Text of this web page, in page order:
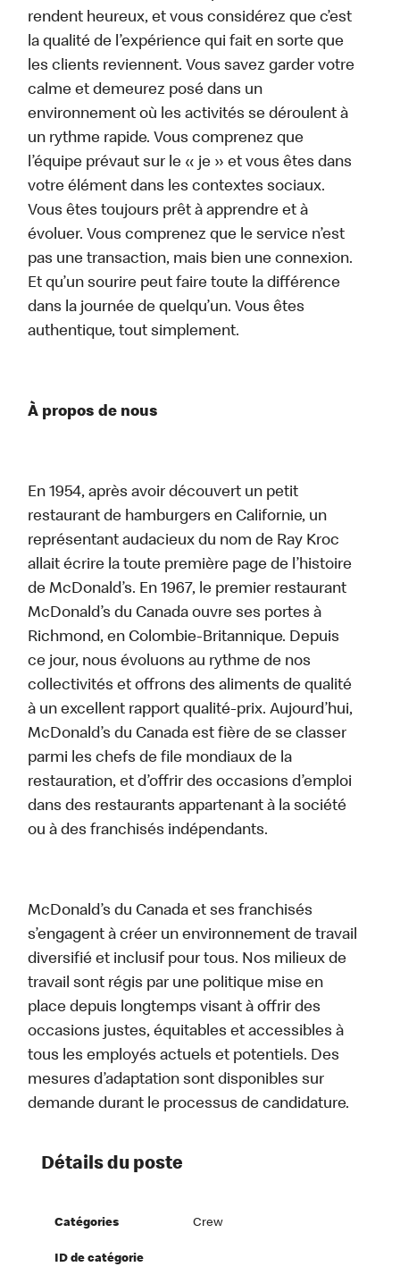
rendent heureux, et vous considérez que c’est
la qualité de l’expérience qui fait en sorte que
les clients reviennent. Vous savez garder votre
calme et demeurez posé dans un
environnement où les activités se déroulent à
un rythme rapide. Vous comprenez que
l’équipe prévaut sur le « je » et vous êtes dans
votre élément dans les contextes sociaux.
Vous êtes toujours prêt à apprendre et à
évoluer. Vous comprenez que le service n’est
pas une transaction, mais bien une connexion.
Et qu’un sourire peut faire toute la différence
dans la journée de quelqu’un. Vous êtes
authentique, tout simplement.
À propos de nous
En 1954, après avoir découvert un petit
restaurant de hamburgers en Californie, un
représentant audacieux du nom de Ray Kroc
allait écrire la toute première page de l’histoire
de McDonald’s. En 1967, le premier restaurant
McDonald’s du Canada ouvre ses portes à
Richmond, en Colombie-Britannique. Depuis
ce jour, nous évoluons au rythme de nos
collectivités et offrons des aliments de qualité
à un excellent rapport qualité-prix. Aujourd’hui,
McDonald’s du Canada est fière de se classer
parmi les chefs de file mondiaux de la
restauration, et d’offrir des occasions d’emploi
dans des restaurants appartenant à la société
ou à des franchisés indépendants.
McDonald’s du Canada et ses franchisés
s’engagent à créer un environnement de travail
diversifié et inclusif pour tous. Nos milieux de
travail sont régis par une politique mise en
place depuis longtemps visant à offrir des
occasions justes, équitables et accessibles à
tous les employés actuels et potentiels. Des
mesures d’adaptation sont disponibles sur
demande durant le processus de candidature.
Détails du poste
Catégories Crew
ID de catégorie